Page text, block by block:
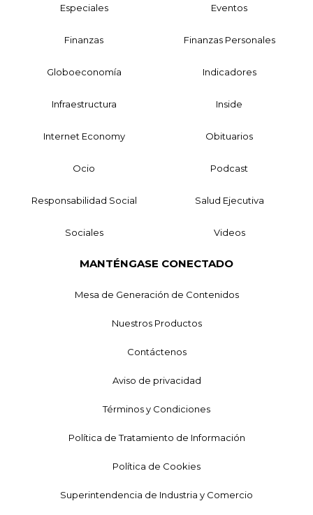
Especiales Eventos
Finanzas Finanzas Personales
Globoeconomía Indicadores
Infraestructura Inside
Internet Economy Obituarios
Ocio Podcast
Responsabilidad Social Salud Ejecutiva
Sociales Videos
MANTÉNGASE CONECTADO
Mesa de Generación de Contenidos
Nuestros Productos
Contáctenos
Aviso de privacidad
Términos y Condiciones
Política de Tratamiento de Información
Política de Cookies
Superintendencia de Industria y Comercio